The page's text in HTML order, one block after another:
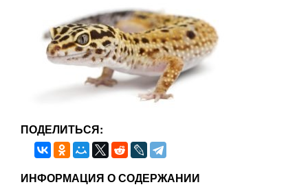
ПОДЕЛИТЬСЯ:
ИНФОРМАЦИЯ О СОДЕРЖАНИИ